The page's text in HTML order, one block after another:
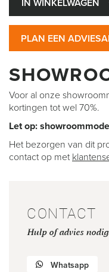
PLAN EEN
Voor al onze
kortingen tot wel 70%.
Let op:
Het bezorgen van dit
contact op met
CONTACT
Hulp of advies
Whatsapp